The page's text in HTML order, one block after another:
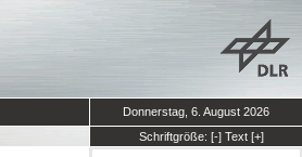
Donnerstag, 6. August 2026
Schriftgröße: [-] Text [+]